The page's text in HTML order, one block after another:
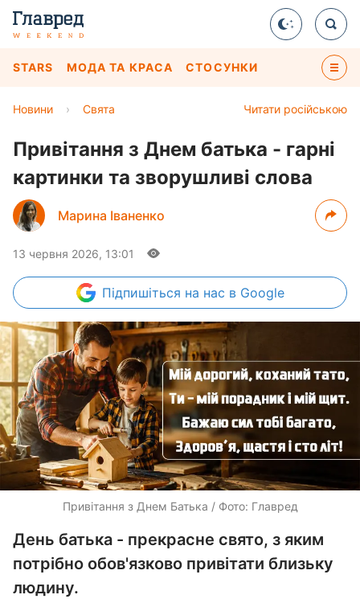
STARS МОДА ТА КРАСА СТОСУНКИ
Читати російською
Новини › Свята
Привітання з Днем батька - гарні
картинки та зворушливі слова
Марина Іваненко
13 червня 2026, 13:01
Підпишіться на нас в Google
Привітання з Днем Батька / Фото: Главред
День батька - прекрасне свято, з яким
потрібно обов'язково привітати близьку
людину.